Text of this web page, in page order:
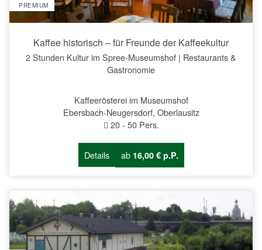
PREMIUM
Kaffee historisch – für Freunde der Kaffeekultur
2 Stunden Kultur im Spree-Museumshof | Restaurants &
Gastronomie
Kaffeerösterei im Museumshof
Ebersbach-Neugersdorf, Oberlausitz
20- 50Pers.
Details ab 16,00 € p.P.